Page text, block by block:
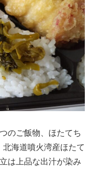
のご飯物、ほたてち
海道噴火湾産ほたて
は上品な出汁が染み